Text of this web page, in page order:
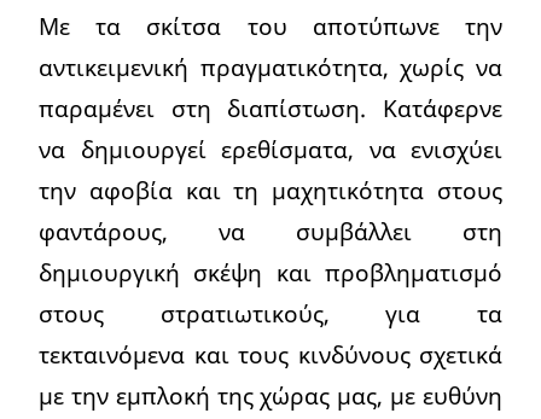
Με τα σκίτσα του αποτύπωνε την
αντικειμενική πραγματικότητα, χωρίς να
παραμένει στη διαπίστωση. Κατάφερνε
να δημιουργεί ερεθίσματα, να ενισχύει
την αφοβία και τη μαχητικότητα στους
φαντάρους, να συμβάλλει στη
δημιουργική σκέψη και προβληματισμό
στους στρατιωτικούς, για τα
τεκταινόμενα και τους κινδύνους σχετικά
με την εμπλοκή της χώρας μας, με ευθύνη